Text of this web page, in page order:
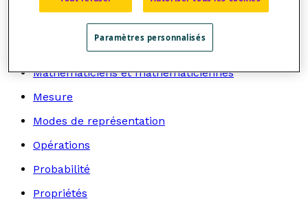
Géométrie
Logique et langage mathématique
Mathématiciens et mathématiciennes
Mesure
Modes de représentation
Opérations
Probabilité
Propriétés
Paramètres personnalisés